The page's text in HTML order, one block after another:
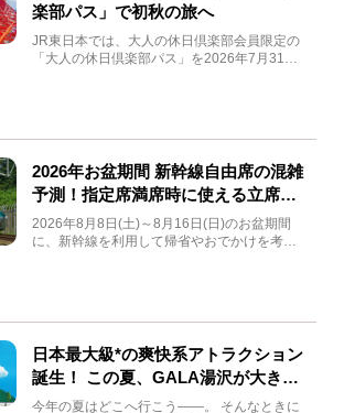
楽部パス」で初秋の旅へ
JR東日本では、大人の休日倶楽部会員限定の
「大人の休日倶楽部パス」を2026年7月31日
2026年お盆期間 新幹線自由席の混雑
予測！指定席満席時に使える立席特
急券も解説
2026年8月8日(土)～8月16日(日)のお盆期間
に、新幹線を利用して帰省やおでかけを考え
日本最大級*の爽快系アトラクション
誕生！ この夏、GALA湯沢が大きく
生まれ変わる
今年の夏はどこへ行こう――。 そんなときに